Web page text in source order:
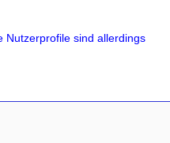
Nutzerprofile sind allerdings